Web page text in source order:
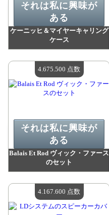
ケーニッヒ＆マイヤーキャリング
ケース
利用可能な数量：4
それは私に興味が
ある
Balais Et Rod ヴィック・ファース
のセット
利用可能な数量：4
それは私に興味が
ある
4.675.500 点数
4.167.600 点数